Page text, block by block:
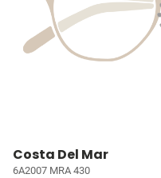
Costa Del Mar
6A2007 MRA 430